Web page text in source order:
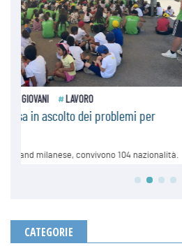
CATEGORIE